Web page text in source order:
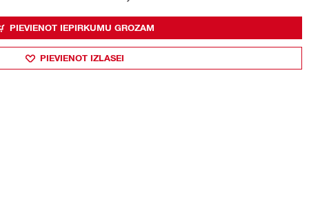
PIEVIENOT IEPIRKUMU GROZAM
PIEVIENOT IZLASEI